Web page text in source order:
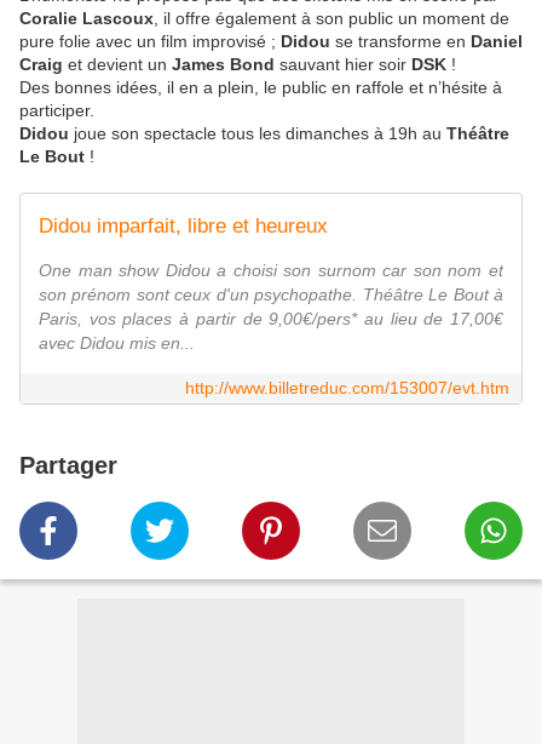
Coralie Lascoux , il offre également à son public un moment de
pure folie avec un film improvisé ; Didou se transforme en Daniel
Craig et devient un James Bond sauvant hier soir DSK !
Des bonnes idées, il en a plein, le public en raffole et n’hésite à
participer.
Didou joue son spectacle tous les dimanches à 19h au Théâtre
Le Bout !
Didou imparfait, libre et heureux
One man show Didou a choisi son surnom car son nom et
son prénom sont ceux d'un psychopathe. Théâtre Le Bout à
Paris, vos places à partir de 9,00€/pers* au lieu de 17,00€
avec Didou mis en...
http://www.billetreduc.com/153007/evt.htm
Partager